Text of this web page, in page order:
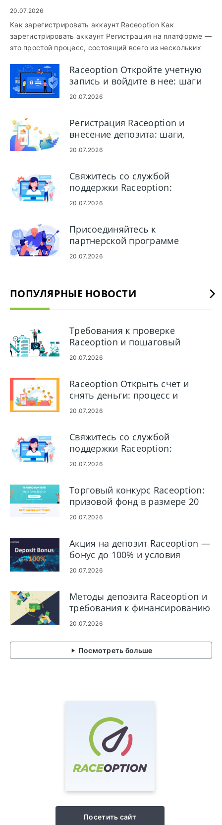
20.07.2026
Как зарегистрировать аккаунт Raceoption Как
зарегистрировать аккаунт Регистрация на платформе —
это простой процесс, состоящий всего из нескольких
Raceoption Откройте учетную
запись и войдите в нее: шаги
по настройке учетной записи
20.07.2026
Регистрация Raceoption и
внесение депозита: шаги,
чтобы присоединиться и
20.07.2026
Свяжитесь со службой
поддержки Raceoption:
телефон, чат, электронная
20.07.2026
Присоединяйтесь к
партнерской программе
Raceoption: шаги, требования
20.07.2026
ПОПУЛЯРНЫЕ НОВОСТИ
Требования к проверке
Raceoption и пошаговый
процесс
20.07.2026
Raceoption Открыть счет и
снять деньги: процесс и
требования
20.07.2026
Свяжитесь со службой
поддержки Raceoption:
телефон, чат, электронная
20.07.2026
Торговый конкурс Raceoption:
призовой фонд в размере 20
000 долларов США, участие и
20.07.2026
Акция на депозит Raceoption —
бонус до 100% и условия
20.07.2026
Методы депозита Raceoption и
требования к финансированию
20.07.2026
Посмотреть больше
Посетить сайт